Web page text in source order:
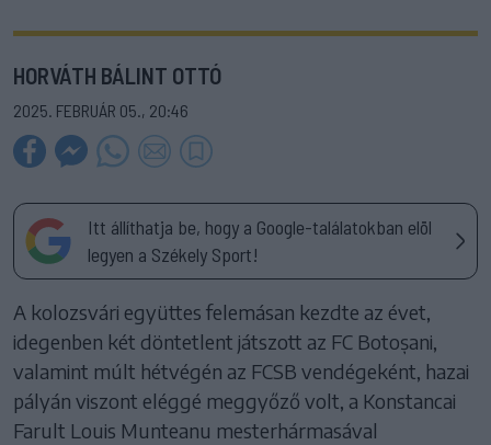
HORVÁTH BÁLINT OTTÓ
2025. FEBRUÁR 05., 20:46
Itt állíthatja be, hogy a Google-találatokban elöl
legyen a Székely Sport!
A kolozsvári együttes felemásan kezdte az évet,
idegenben két döntetlent játszott az FC Botoșani,
valamint múlt hétvégén az FCSB vendégeként, hazai
pályán viszont eléggé meggyőző volt, a Konstancai
Farult Louis Munteanu mesterhármasával